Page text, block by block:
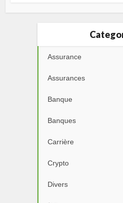
Assurance
Assurances
Banque
Banques
Carrière
Crypto
Divers